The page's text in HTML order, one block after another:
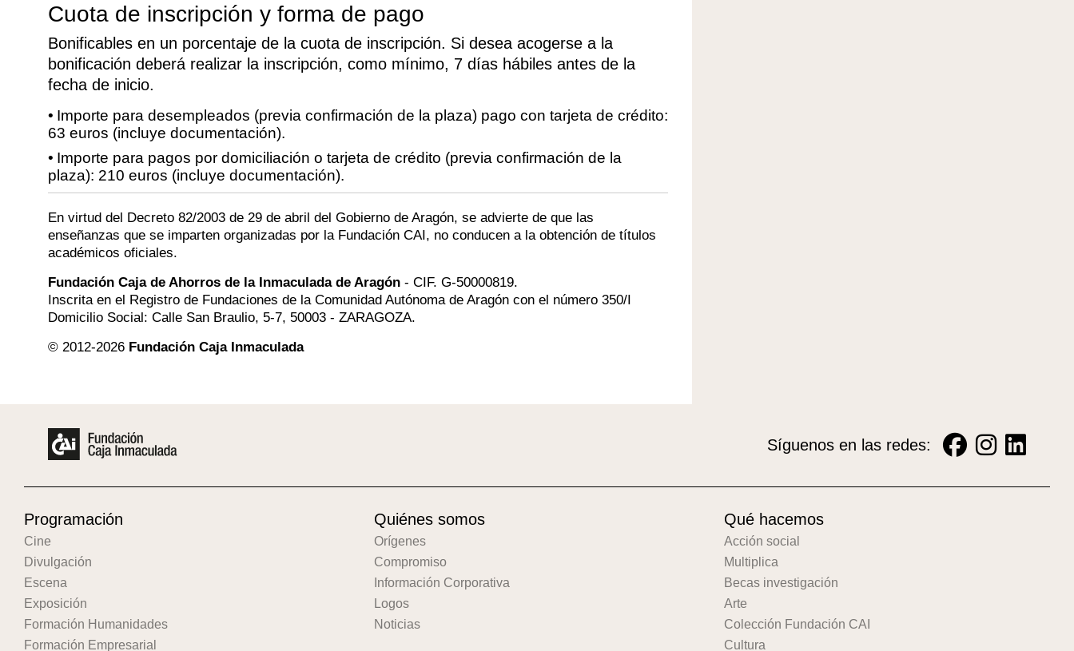
Cuota de inscripción y forma de pago
Bonificables en un porcentaje de la cuota de inscripción. Si desea acogerse a la
bonificación deberá realizar la inscripción, como mínimo, 7 días hábiles antes de la
fecha de inicio.
Importe para desempleados (previa confirmación de la plaza) pago con tarjeta de crédito:
63 euros (incluye documentación).
Importe para pagos por domiciliación o tarjeta de crédito (previa confirmación de la
plaza): 210 euros (incluye documentación).
En virtud del Decreto 82/2003 de 29 de abril del Gobierno de Aragón, se advierte de que las
enseñanzas que se imparten organizadas por la Fundación CAI, no conducen a la obtención de títulos
académicos oficiales.
Fundación Caja de Ahorros de la Inmaculada de Aragón - CIF. G-50000819.
Inscrita en el Registro de Fundaciones de la Comunidad Autónoma de Aragón con el número 350/I
Domicilio Social: Calle San Braulio, 5-7, 50003 - ZARAGOZA.
© 2012-2026 Fundación Caja Inmaculada
Síguenos en las redes:
Programación
Cine
Divulgación
Escena
Exposición
Formación Humanidades
Formación Empresarial
Quiénes somos
Orígenes
Compromiso
Información Corporativa
Logos
Noticias
Qué hacemos
Acción social
Multiplica
Becas investigación
Arte
Colección Fundación CAI
Cultura